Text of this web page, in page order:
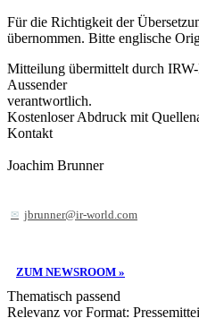
Für die Richtigkeit der
übernommen. Bitte englische
Mitteilung übermittelt durch
Aussender
verantwortlich.
Kostenloser Abdruck mit
Kontakt
Joachim Brunner
jbrunner@ir-world.com
ZUM NEWSROOM »
Thematisch passend
Relevanz vor Format: